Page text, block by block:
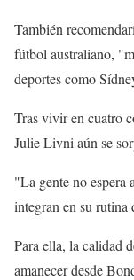
También
fútbol australiano,
deportes como
Tras vivir en cuatro
Julie Livni aún se
"La gente no espera
integran en su
Para ella, la calidad
amanecer desde